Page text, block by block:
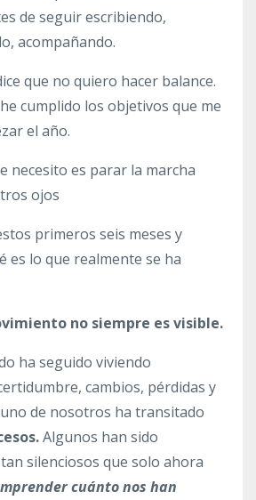
de seguir escribiendo,
acompañando.
que no quiero hacer balance.
cumplido los objetivos que me
el año.
necesito es parar la marcha
ojos
primeros seis meses y
es lo que realmente se ha
no siempre es visible.
ha seguido viviendo
cambios, pérdidas y
de nosotros ha transitado
Algunos han sido
silenciosos que solo ahora
cuánto nos han